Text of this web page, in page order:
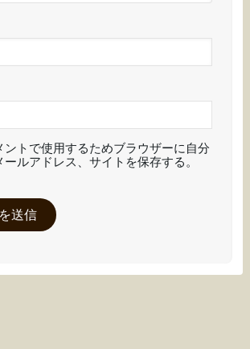
ントで使用するためブラウザーに自分
ルアドレス、サイトを保存する。